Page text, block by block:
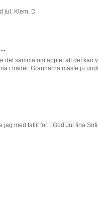
jul. Klem, D
det samma om äpplet att det kan
i trädet. Grannarna måste ju
jag med fallit för... God Jul fina